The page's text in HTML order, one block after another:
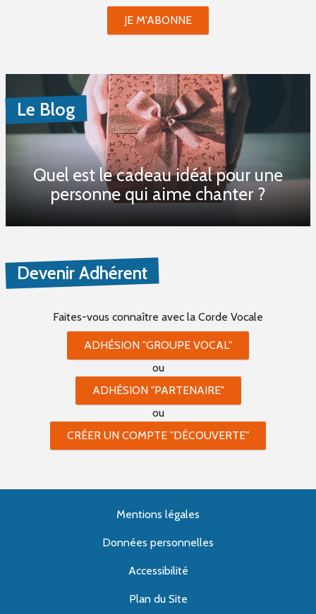
JE M'ABONNE
Le Blog
Quel est le cadeau idéal pour une
personne qui aime chanter ?
Devenir Adhérent
Faites-vous connaître avec la Corde Vocale
ADHÉSION "GROUPE VOCAL"
ou
ADHÉSION "PARTENAIRE"
ou
CRÉER UN COMPTE "DÉCOUVERTE"
Mentions légales
Données personnelles
Accessibilité
Plan du Site